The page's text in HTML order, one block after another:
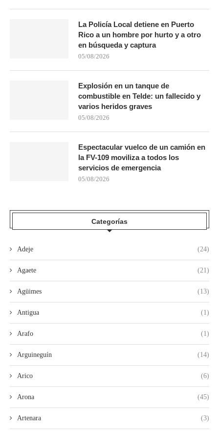
La Policía Local detiene en Puerto
Rico a un hombre por hurto y a otro
en búsqueda y captura
05/08/2026
Explosión en un tanque de
combustible en Telde: un fallecido y
varios heridos graves
05/08/2026
Espectacular vuelco de un camión en
la FV-109 moviliza a todos los
servicios de emergencia
05/08/2026
Categorías
Adeje (24)
Agaete (21)
Agüimes (13)
Antigua (1)
Arafo (1)
Arguineguín (14)
Arico (6)
Arona (45)
Artenara (3)